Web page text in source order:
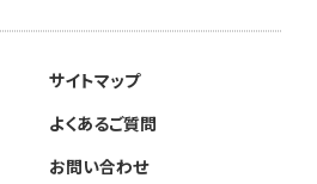
サイトマップ
よくあるご質問
お問い合わせ